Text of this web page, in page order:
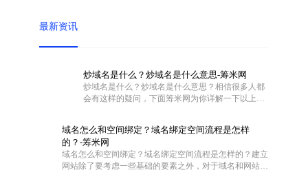
最新资讯
炒域名是什么？炒域名是什么意思-筹米网
炒域名是什么？炒域名是什么意思？相信很多人都
会有这样的疑问，下面筹米网为你详解一下以上问
域名怎么和空间绑定？域名绑定空间流程是怎样
的？-筹米网
域名怎么和空间绑定？域名绑定空间流程是怎样的？建立
网站除了要考虑一些基础的要素之外，对于域名和网站空